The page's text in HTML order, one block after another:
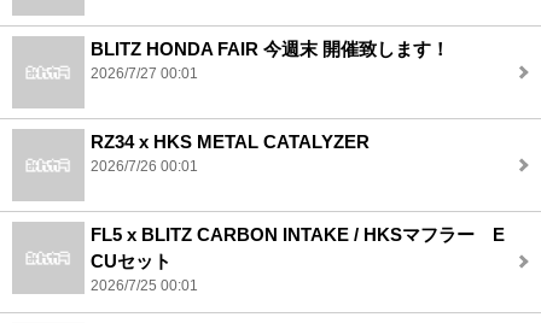
BLITZ HONDA FAIR 今週末 開催致します！
2026/7/27 00:01
RZ34 x HKS METAL CATALYZER
2026/7/26 00:01
FL5 x BLITZ CARBON INTAKE / HKSマフラー E
CUセット
2026/7/25 00:01